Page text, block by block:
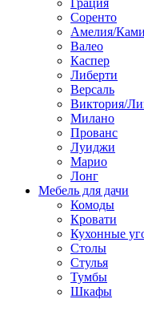
Грация
Соренто
Амелия/
Валео
Каспер
Либерти
Версаль
Виктория/
Милано
Прованс
Луиджи
Марио
Лонг
Мебель для дачи
Комоды
Кровати
Кухонные
Столы
Стулья
Тумбы
Шкафы